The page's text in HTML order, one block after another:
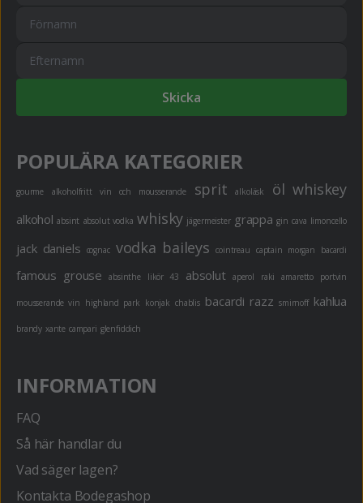
Skicka
POPULÄRA KATEGORIER
gourme alkoholfritt vin och mousserande sprit alkoläsk öl whiskey
alkohol absint absolut vodka whisky jägermeister grappa gin cava limoncello
jack daniels cognac vodka baileys cointreau captain morgan bacardi
famous grouse absinthe likör 43 absolut aperol raki amaretto portvin
mousserande vin highland park konjak chablis bacardi razz smirnoff kahlua
brandy xante campari glenfiddich
INFORMATION
FAQ
Så här handlar du
Vad säger lagen?
Kontakta Bodegashop